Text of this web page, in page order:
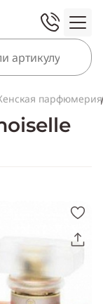
парфюмерия
Скопировать
ссылку